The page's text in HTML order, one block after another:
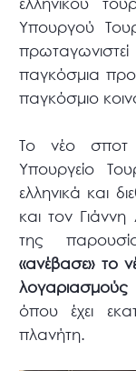
Υπουργού
παγκόσμια
παγκόσμιο
Το νέο σποτ
Υπουργείο
ελληνικά και
και τον
της
«ανέβασε» το
λογαριασμούς
όπου έχει
πλανήτη.